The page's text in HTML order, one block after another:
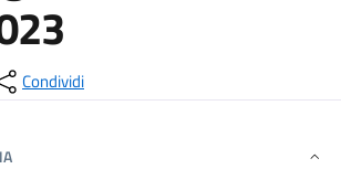
notizia
Condividi